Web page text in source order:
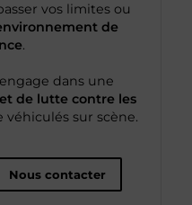
vos limites ou
de
.
dans une
de lutte contre les
sur scène.
Nous contacter